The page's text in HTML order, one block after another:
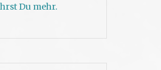
Du mehr.